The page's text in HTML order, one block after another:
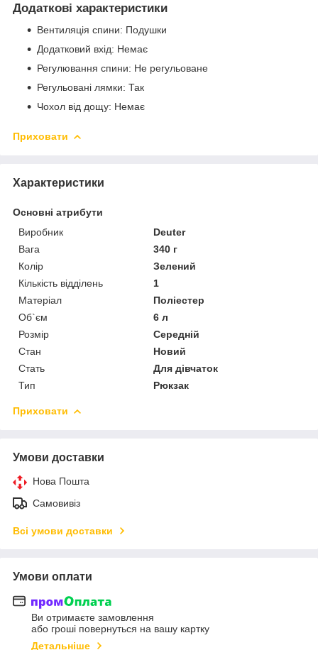
Додаткові характеристики
Вентиляція спини: Подушки
Додатковий вхід: Немає
Регулювання спини: Не регульоване
Регульовані лямки: Так
Чохол від дощу: Немає
Приховати
Характеристики
Основні атрибути
Виробник
Deuter
Вага
340 г
Колір
Зелений
Кількість відділень
1
Матеріал
Поліестер
Об`єм
6 л
Розмір
Середній
Стан
Новий
Стать
Для дівчаток
Тип
Рюкзак
Приховати
Умови доставки
Нова Пошта
Самовивіз
Всі умови доставки
Умови оплати
Ви отримаєте замовлення
або гроші повернуться на вашу картку
Детальніше